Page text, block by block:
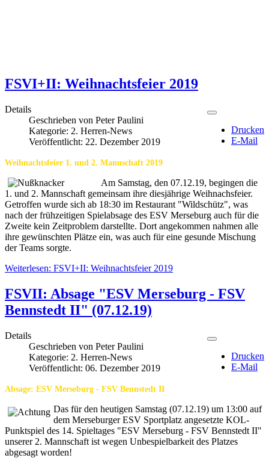
FSVI+II: Weihnachtsfeier 2019
Drucken
E-Mail
Details
Geschrieben von Peter Paulini
Kategorie: 2. Herren-News
Veröffentlicht: 22. Dezember 2019
Weihnachtsfeier 1. und 2. Mannschaft 2019
Am Samstag, den 07.12.19, begingen die
1. und 2. Mannschaft gemeinsam ihre diesjährige Weihnachsfeier.
Getroffen wurde sich ab 18:30 im Restaurant "Wildschütz", was
nach der frühzeitigen Spielabsage des ESV Merseburg auch für die
Zweite kein Zeitproblem darstellte. Dort angekommen nahmen alle
ihre gewünschten Plätze ein, was auch für eine gesunde Mischung
der Teams sorgte.
Weiterlesen: FSVI+II: Weihnachtsfeier 2019
FSVII: Absage "ESV Merseburg - FSV
Bennstedt II" (07.12.19)
Drucken
E-Mail
Details
Geschrieben von Peter Paulini
Kategorie: 2. Herren-News
Veröffentlicht: 06. Dezember 2019
Absage: ESV Merseburg - FSV Bennstedt II
Das für den heutigen Samstag (07.12.19) um 13:00 auf
dem Merseburger ESV Sportplatz angesetzte KOL-
Punktspiel des 14. Spieltages "ESV Merseburg - FSV Bennstedt II"
unserer 2. Mannschaft ist wegen Unbespielbarkeit des Platzes
abgesagt worden!